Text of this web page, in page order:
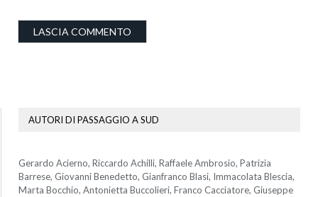
AUTORI DI PASSAGGIO A SUD
Gerardo Acierno, Riccardo Achilli, Raffaele Ambrosio, Patrizia
Barrese, Giovanni Benedetto, Gianfranco Blasi, Immacolata Blescia,
Marta Bocchio, Antonietta Buccolieri, Franco Cacciatore, Giuseppe